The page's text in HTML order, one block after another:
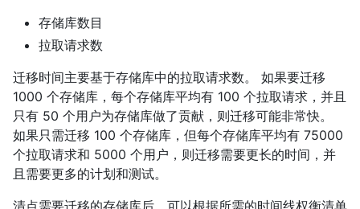
存储库数目
拉取请求数
迁移时间主要基于存储库中的拉取请求数。 如果要迁移
1000 个存储库，每个存储库平均有 100 个拉取请求，并且
只有 50 个用户为存储库做了贡献，则迁移可能非常快。
如果只需迁移 100 个存储库，但每个存储库平均有 75000
个拉取请求和 5000 个用户，则迁移需要更长的时间，并
且需要更多的计划和测试。